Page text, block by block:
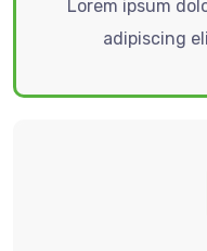
Lorem ipsum
adipiscing